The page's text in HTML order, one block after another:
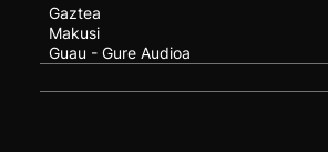
Gaztea
Makusi
Guau - Gure Audioa